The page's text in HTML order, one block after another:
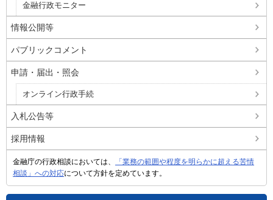
金融行政モニター
情報公開等
パブリックコメント
申請・届出・照会
オンライン行政手続
入札公告等
採用情報
金融庁の行政相談においては、
「業務の範囲や程度を明らかに超える苦情
相談」への対応について方針を定めています。